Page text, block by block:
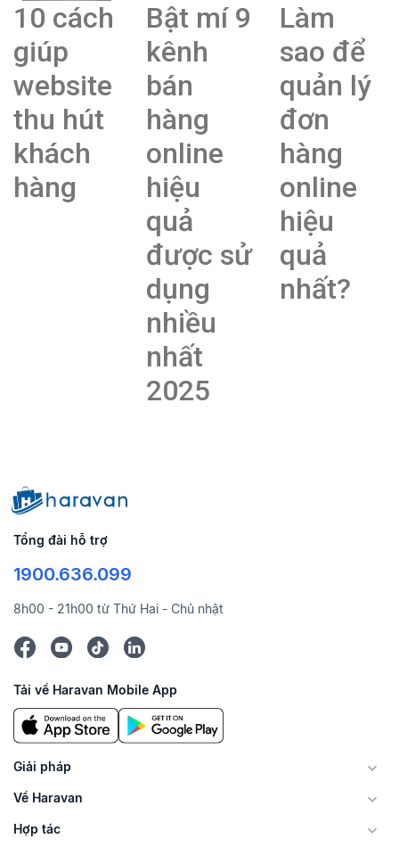
10 cách
giúp
website
thu hút
khách
hàng
Bật mí 9
kênh
bán
hàng
online
hiệu
quả
được sử
dụng
nhiều
nhất
2025
Làm
sao để
quản lý
đơn
hàng
online
hiệu
quả
nhất?
Tổng đài hỗ trợ
1900.636.099
8h00 - 21h00 từ Thứ Hai - Chủ nhật
Tải về Haravan Mobile App
Giải pháp
Về Haravan
Hợp tác